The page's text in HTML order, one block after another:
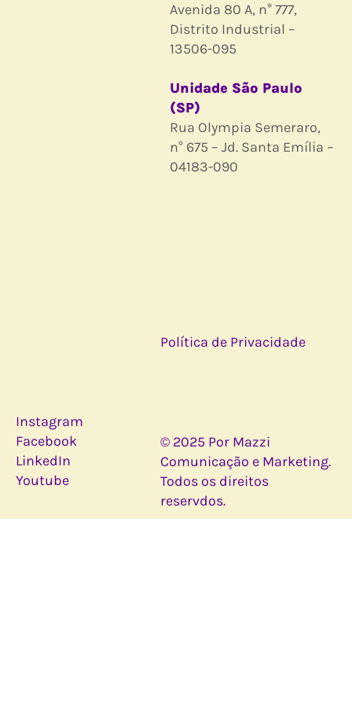
Avenida 80 A, n° 777,
Distrito Industrial –
13506-095
Unidade São Paulo
(SP)
Rua Olympia Semeraro,
n° 675 – Jd. Santa Emília –
04183-090
Política de Privacidade
Instagram
Facebook
LinkedIn
Youtube
© 2025 Por Mazzi
Comunicação e Marketing.
Todos os direitos
reservdos.